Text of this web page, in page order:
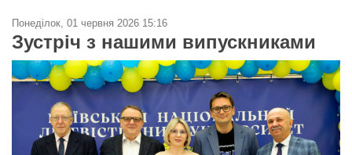
Понеділок, 01 червня 2026 15:16
Зустріч з нашими випускниками